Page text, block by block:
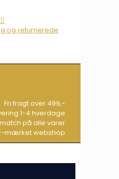
og returnerede
Fri fragt over 499,-
1-4 hverdage
på alle varer
mærket webshop